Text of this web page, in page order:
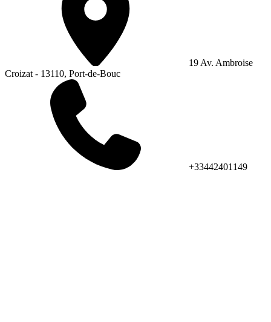
19 Av. Ambroise
Croizat - 13110, Port-de-Bouc
+33442401149